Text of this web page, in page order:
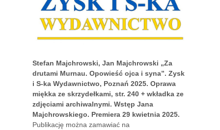
Stefan Majchrowski, Jan Majchrowski „Za
drutami Murnau. Opowieść ojca i syna”. Zysk
i S-ka Wydawnictwo, Poznań 2025. Oprawa
miękka ze skrzydełkami, str. 240 + wkładka ze
zdjęciami archiwalnymi. Wstęp Jana
Majchrowskiego. Premiera 29 kwietnia 2025.
Publikację można zamawiać na